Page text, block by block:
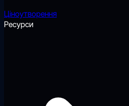
Ціноутворення
Ресурси